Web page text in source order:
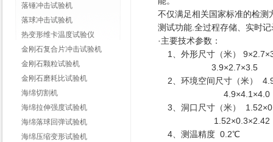
落锤冲击试验机
落球冲击试验机
热变形维卡温度试验仪
金刚石复合片冲击试验机
金刚石颗粒试验机
金刚石磨耗比试验机
海绵切割机
海绵拉伸强度试验机
海绵落球回弹试验机
海绵压缩变形试验机
不仅满足相关国家标准的检测
测试功能.全过程存储、实时
·主要技术参数：
1、外形尺寸（米）
3.9×2.7×3.5
2、环境空间尺寸（米）
4.9×4.1×4.0
3、洞口尺寸（米）
1.52×0.3×2.42
4、测温精度 0.2℃